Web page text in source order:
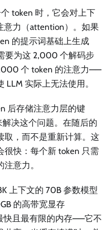
token 时，它会对上下
意力（attention）。如果
的提示词基础上生成
要为这 2,000 个解码步
个 token 的注意力——
实际上无法使用。
后存储注意力层的键
解决这个问题。在随后的
取，而不是重新计算。这
很快：每个新 token 只需
意力。
上下文的 70B 参数模型
的高带宽显存
快且最有限的内存——它不